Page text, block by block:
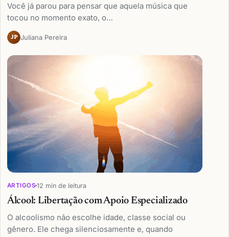
Você já parou para pensar que aquela música que
tocou no momento exato, o…
JP Juliana Pereira
ARTIGOS 12 min de leitura
Álcool: Libertação com Apoio Especializado
O alcoolismo não escolhe idade, classe social ou
gênero. Ele chega silenciosamente e, quando